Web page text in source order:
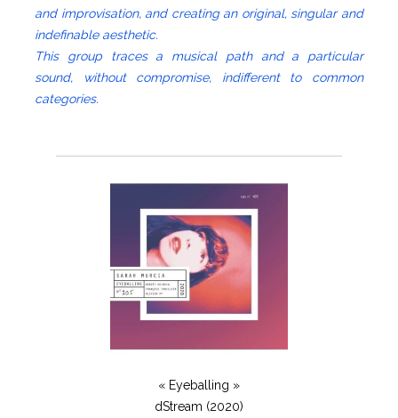
and improvisation, and creating an original, singular and
indefinable aesthetic.
This group traces a musical path and a particular
sound, without compromise, indifferent to common
categories.
« Eyeballing »
dStream (2020)